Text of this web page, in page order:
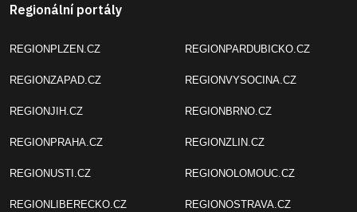
Regionální portály
REGIONPLZEN.CZ
REGIONZAPAD.CZ
REGIONJIH.CZ
REGIONPRAHA.CZ
REGIONUSTI.CZ
REGIONLIBERECKO.CZ
REGIONPARDUBICKO.CZ
REGIONVYSOCINA.CZ
REGIONBRNO.CZ
REGIONZLIN.CZ
REGIONOLOMOUC.CZ
REGIONOSTRAVA.CZ